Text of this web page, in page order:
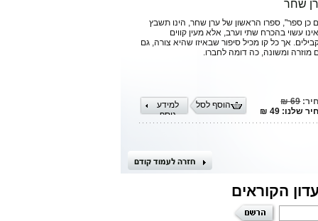
שחר
כן ספר", ספרו הראשון של ערן שחר, הינו תשבץ
עשוי בהכרח שתי וערב, אלא מעין קווים
אך כל קו מכיל סיפור שבאיזו שהיא צורה, גם
מוזרה ומשונה, כה דומה לחברו.
69 ₪
שלנו: 49 ₪
למידע
נוסף
הוסף לסל
הקוראים